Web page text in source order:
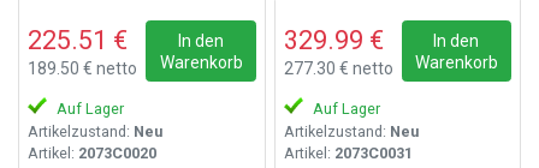
225.51 €
189.50 € netto
In den
Warenkorb
Auf Lager
Artikelzustand: Neu
Artikel: 2073C0020
329.99 €
277.30 € netto
In den
Warenkorb
Auf Lager
Artikelzustand: Neu
Artikel: 2073C0031